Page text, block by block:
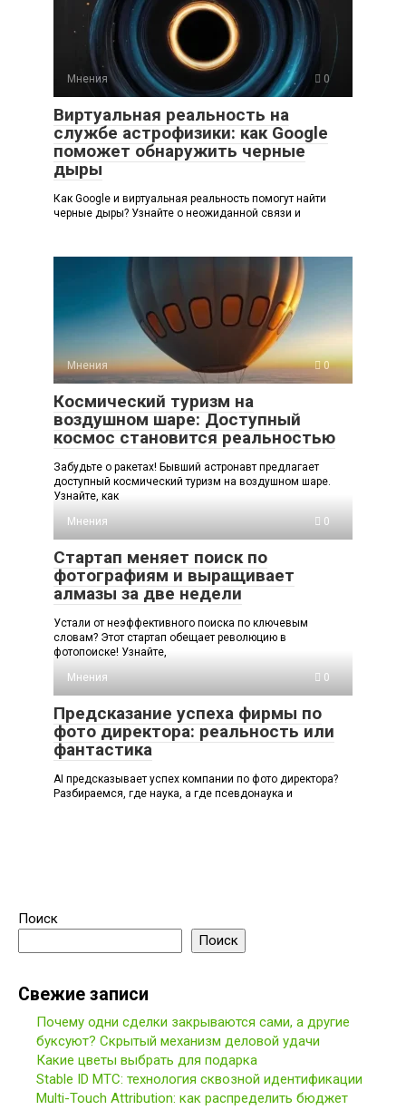
Мнения 0
Виртуальная реальность на
службе астрофизики: как Google
поможет обнаружить черные
дыры
Как Google и виртуальная реальность помогут найти
черные дыры? Узнайте о неожиданной связи и
Мнения 0
Космический туризм на
воздушном шаре: Доступный
космос становится реальностью
Забудьте о ракетах! Бывший астронавт предлагает
доступный космический туризм на воздушном шаре.
Узнайте, как
Мнения
0
Стартап меняет поиск по
фотографиям и выращивает
алмазы за две недели
Устали от неэффективного поиска по ключевым
словам? Этот стартап обещает революцию в
фотопоиске! Узнайте,
Мнения
0
Предсказание успеха фирмы по
фото директора: реальность или
фантастика
AI предсказывает успех компании по фото директора?
Разбираемся, где наука, а где псевдонаука и
Поиск
Поиск
Свежие записи
Почему одни сделки закрываются сами, а другие
буксуют? Скрытый механизм деловой удачи
Какие цветы выбрать для подарка
Stable ID МТС: технология сквозной идентификации
Multi-Touch Attribution: как распределить бюджет